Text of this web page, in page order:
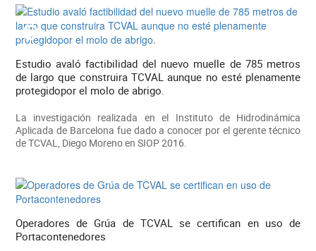
Estudio avaló factibilidad del nuevo muelle de 785 metros
de largo que construira TCVAL aunque no esté plenamente
protegidopor el molo de abrigo.
La investigación realizada en el Instituto de Hidrodinámica
Aplicada de Barcelona fue dado a conocer por el gerente técnico
de TCVAL, Diego Moreno en SIOP 2016.
Operadores de Grúa de TCVAL se certifican en uso de
Portacontenedores